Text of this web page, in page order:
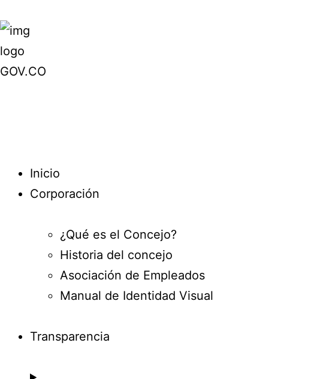
Inicio
Corporación
¿Qué es el Concejo?
Historia del concejo
Asociación de Empleados
Manual de Identidad Visual
Transparencia